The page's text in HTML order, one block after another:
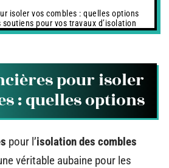
isoler vos combles : quelles options
soutiens pour vos travaux d’isolation
pour isoler
: quelles options
pour l’isolation des combles
véritable aubaine pour les